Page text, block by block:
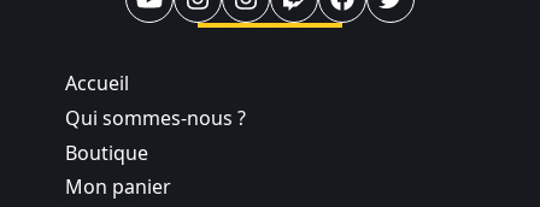
Accueil
Qui sommes-nous ?
Boutique
Mon panier